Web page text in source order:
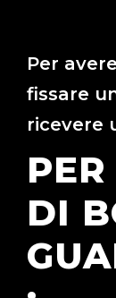
Per
fissare
ricevere
DI